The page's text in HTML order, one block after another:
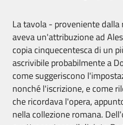
La tavola - proveniente dalla
aveva un'attribuzione ad
copia cinquecentesca di un
ascrivibile probabilmente a
come suggeriscono
nonché l'iscrizione, e come
che ricordava l'opera,
nella collezione romana.